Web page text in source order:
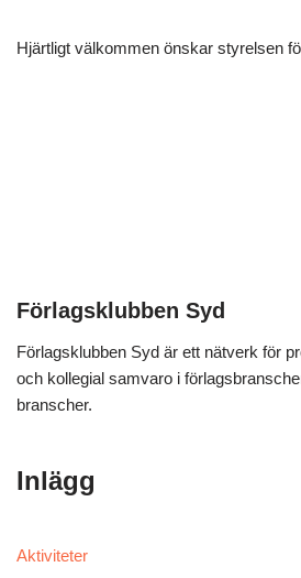
Hjärtligt välkommen önskar styrelsen
Förlagsklubben Syd
Förlagsklubben Syd är ett nätverk för
och kollegial samvaro i
branscher.
Inlägg
Aktiviteter